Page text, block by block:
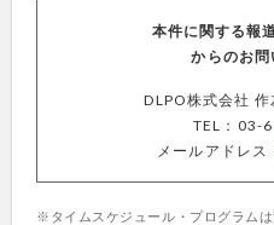
本件に関する報
からのお
DLPO株式会社 作
TEL：03-
メールアドレ
※タイムスケジュール・プログラムは